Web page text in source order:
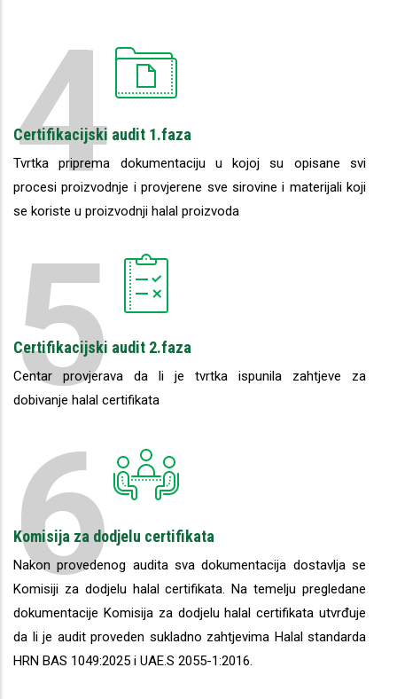
4
Certifikacijski audit 1.faza
Tvrtka priprema dokumentaciju u kojoj su opisane svi
procesi proizvodnje i provjerene sve sirovine i materijali koji
se koriste u proizvodnji halal proizvoda
5
Certifikacijski audit 2.faza
Centar provjerava da li je tvrtka ispunila zahtjeve za
dobivanje halal certifikata
6
Komisija za dodjelu certifikata
Nakon provedenog audita sva dokumentacija dostavlja se
Komisiji za dodjelu halal certifikata. Na temelju pregledane
dokumentacije Komisija za dodjelu halal certifikata utvrđuje
da li je audit proveden sukladno zahtjevima Halal standarda
HRN BAS 1049:2025 i UAE.S 2055-1:2016.